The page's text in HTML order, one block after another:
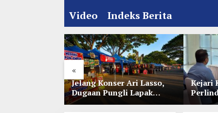
Video
Indeks Berita
«
Jelang Konser Ari Lasso,
Dugaan Pungli Lapak
UMKM di Hari Jadi Kediri
Kejari
Lewat